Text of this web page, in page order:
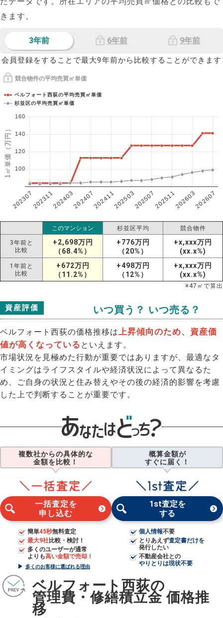
きます。
3年前 6年前 9年前
会員登録をすることで最大9年前から比較することができます
競合物件の平均売買㎡単価
1㎡単価（万円）
ベルフォート西荻の平均売買㎡単価
杉並区の平均売買㎡単価
202307202311202403202407202411202503202507202511202603202607
100
120
140
160
このマンション 杉並区平均 競合物件
3年前と
比較
+2,698万円
（68.4%）
+776万円
（20%）
+x,xxx万円
(xx.x%)
1年前と
比較
+672万円
（11.2%）
+498万円
（12%）
+x,xxx万円
(xx.x%)
※47 ㎡で算出
資産評価 いつ買う？ いつ売る？
ベルフォート西荻の価格推移は 上昇傾向のため、資産価
値が高くなっている といえます。
市場状況を見極めた行動が重要ではありますが、最適なタ
イミングはライフスタイルや経済状況によって異なるた
め、ご自身の状況と住み替えやその後の経済的影響を考慮
した上で判断することが重要です。
複数社からの具体的な
金額を比較！
一括査定を
申し込む
簡単45秒無料査定
最大9社比較・検討！
多くのユーザーが通常
よりも高い金額で売却！
多くのお客様に選ばれる理由
概算金額が
すぐに届く！
1st査定を
する
個人情報不要
とりあえず査定書だけを
発行したい
不動産会社との
やりとりは現状不要
ベルフォート西荻の
管理費・修繕積立金 価格推
移